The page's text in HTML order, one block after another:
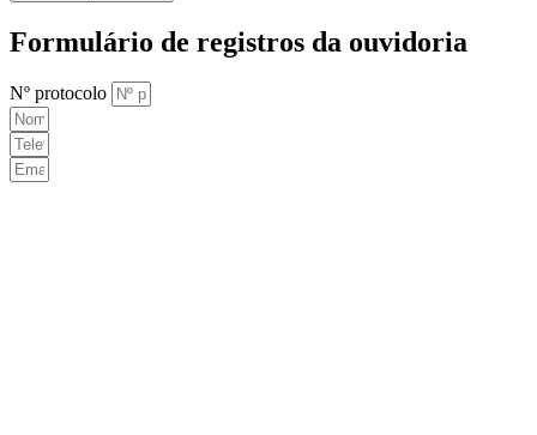
Formulário de registros da ouvidoria
Nº protocolo